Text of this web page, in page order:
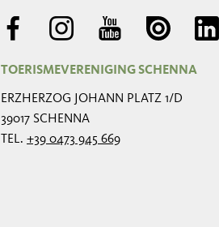
TOERISMEVERENIGING SCHENNA
ERZHERZOG JOHANN PLATZ 1/D
39017 SCHENNA
TEL. +39 0473 945 669